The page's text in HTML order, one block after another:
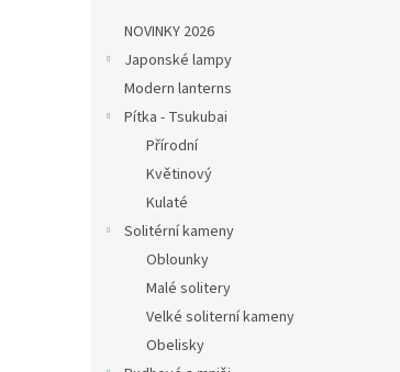
NOVINKY 2026
Japonské lampy
Modern lanterns
Pítka - Tsukubai
Přírodní
Květinový
Kulaté
Solitérní kameny
Oblounky
Malé solitery
Velké soliterní kameny
Obelisky